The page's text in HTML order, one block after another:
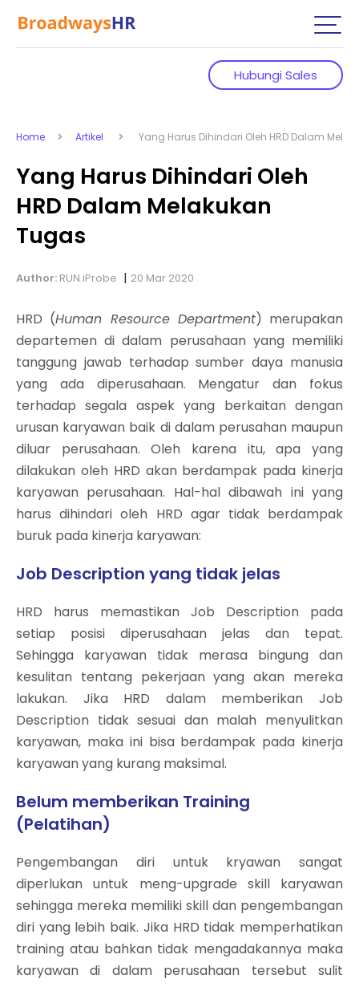
Hubungi Sales
Home Artikel Yang Harus Dihindari Oleh HRD Dalam
Yang Harus Dihindari Oleh
HRD Dalam Melakukan
Tugas
Author: RUN iProbe | 20 Mar 2020
HRD (Human Resource Department) merupakan
departemen di dalam perusahaan yang memiliki
tanggung jawab terhadap sumber daya manusia
yang ada diperusahaan. Mengatur dan fokus
terhadap segala aspek yang berkaitan dengan
urusan karyawan baik di dalam perusahan maupun
diluar perusahaan. Oleh karena itu, apa yang
dilakukan oleh HRD akan berdampak pada kinerja
karyawan perusahaan. Hal-hal dibawah ini yang
harus dihindari oleh HRD agar tidak berdampak
buruk pada kinerja karyawan:
Job Description yang tidak jelas
HRD harus memastikan Job Description pada
setiap posisi diperusahaan jelas dan tepat.
Sehingga karyawan tidak merasa bingung dan
kesulitan tentang pekerjaan yang akan mereka
lakukan. Jika HRD dalam memberikan Job
Description tidak sesuai dan malah menyulitkan
karyawan, maka ini bisa berdampak pada kinerja
karyawan yang kurang maksimal.
Belum memberikan Training
(Pelatihan)
Pengembangan diri untuk kryawan sangat
diperlukan untuk meng-upgrade skill karyawan
sehingga mereka memiliki skill dan pengembangan
diri yang lebih baik. Jika HRD tidak memperhatikan
training atau bahkan tidak mengadakannya maka
karyawan di dalam perusahaan tersebut sulit